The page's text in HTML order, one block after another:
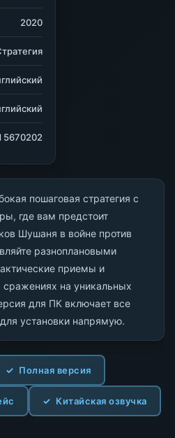
пошаговая стратегия с
где вам предстоит
Шушаня в войне против
разноплановыми
приемы и
на уникальных
для ПК включает все
установки напрямую.
Полная версия
Китайская озвучка
2020
5670202